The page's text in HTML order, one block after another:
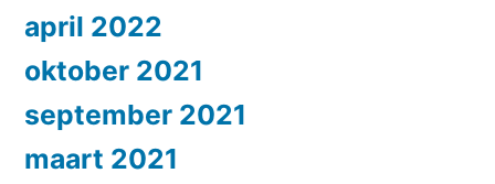
april 2022
oktober 2021
september 2021
maart 2021